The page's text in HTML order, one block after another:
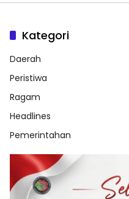
Kategori
Daerah
Peristiwa
Ragam
Headlines
Pemerintahan